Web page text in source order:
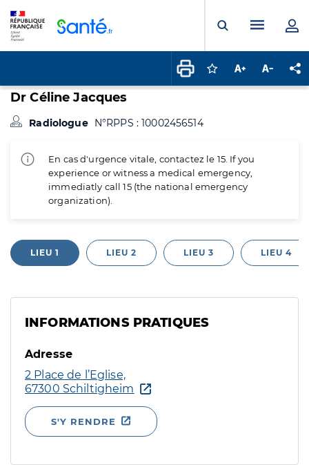
Ouvrir laMenu
Connectez-vous
Augmenter la
Dr Céline Jacques
Radiologue N°RPPS : 10002456514
En cas d'urgence vitale, contactez le 15. If you
experience or witness a medical emergency,
immediatly call 15 (the national emergency
organization).
LIEU 1 LIEU 2 LIEU 3 LIEU 4
INFORMATIONS PRATIQUES
Adresse
2 Place de l’Eglise,
67300 Schiltigheim
S'Y RENDRE